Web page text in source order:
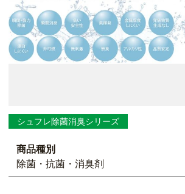
シュフレ除菌消臭シリーズ
商品種別
除菌・抗菌・消臭剤